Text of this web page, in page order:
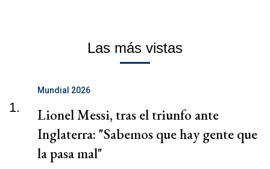
Las más vistas
1.
Mundial 2026
Lionel Messi, tras el triunfo ante
Inglaterra: "Sabemos que hay gente que
la pasa mal"